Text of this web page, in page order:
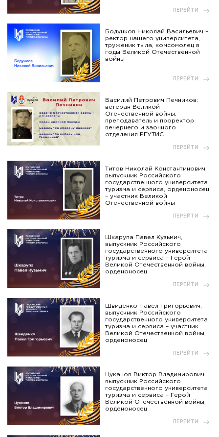
ПЕРЕЙТИ
Бодунков Николай Васильевич –
ректор нашего университета,
труженик тыла, комсомолец в
годы Великой Отечественной
войны
ПЕРЕЙТИ
Василий Петрович Печников:
ветеран Великой
Отечественной войны,
преподаватель и проректор
вечернего и заочного
отделения РГУТИС
ПЕРЕЙТИ
Титов Николай Константинович,
выпускник Российского
государственного университета
туризма и сервиса, орденоносец
– участник Великой
Отечественной войны
ПЕРЕЙТИ
Шкарупа Павел Кузьмич,
выпускник Российского
государственного университета
туризма и сервиса – Герой
Великой Отечественной войны,
орденоносец
ПЕРЕЙТИ
Швиденко Павел Григорьевич,
выпускник Российского
государственного университета
туризма и сервиса – участник
Великой Отечественной войны,
орденоносец
ПЕРЕЙТИ
Цуканов Виктор Владимирович,
выпускник Российского
государственного университета
туризма и сервиса – Герой
Великой Отечественной войны,
орденоносец
ПЕРЕЙТИ